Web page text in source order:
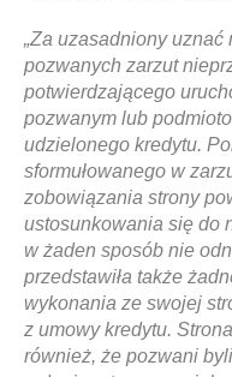
„Za uzasadniony
pozwanych zarzut
potwierdzającego
pozwanym lub
udzielonego kredytu.
sformułowanego w
zobowiązania strony
ustosunkowania się do
w żaden sposób nie
przedstawiła także
wykonania ze swojej
z umowy kredytu.
również, że pozwani